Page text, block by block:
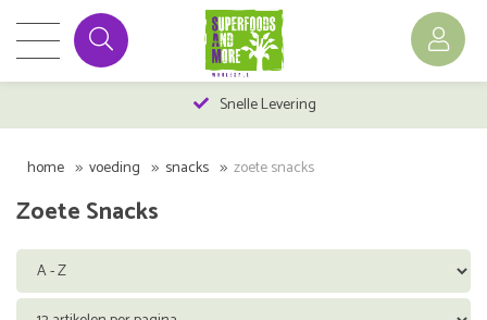
Snelle Levering
home voeding snacks zoete snacks
Zoete Snacks